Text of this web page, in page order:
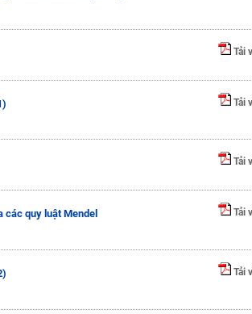
Tải
Tải
Tải
các quy luật Mendel Tải
Tải